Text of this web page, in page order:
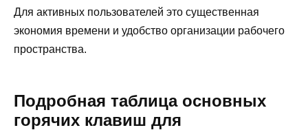
Для активных пользователей это существенная
экономия времени и удобство организации рабочего
пространства.
Подробная таблица основных
горячих клавиш для